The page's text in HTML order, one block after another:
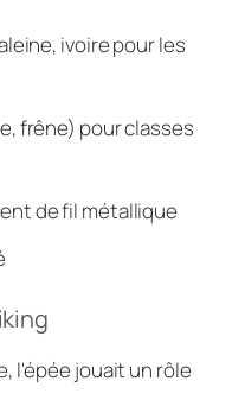
ivoire pour les
frêne) pour classes
de fil métallique
l'épée jouait un rôle